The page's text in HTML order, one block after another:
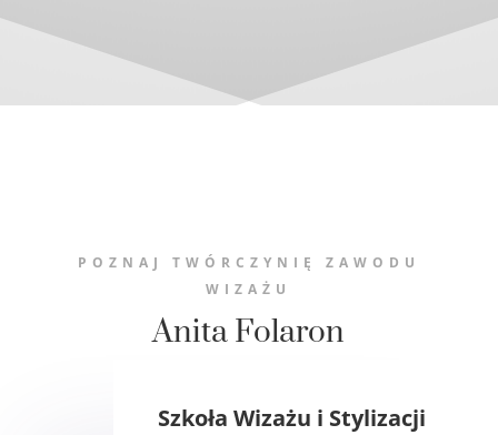
POZNAJ TWÓRCZYNIĘ ZAWODU
WIZAŻU
Anita Folaron
Szkoła Wizażu i Stylizacji